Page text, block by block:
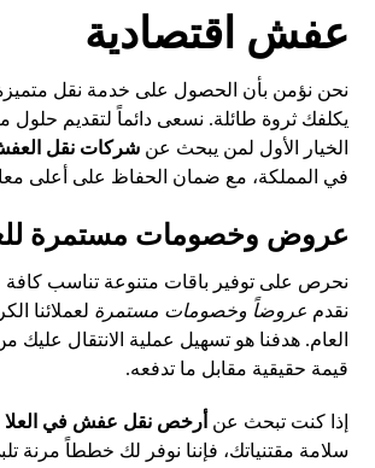
عفش اقتصادية
نحن نؤمن بأن الحصول على خدمة نقل
يكلفك ثروة طائلة. نسعى دائماً لتقديم حلول
الخيار الأول لمن يبحث عنشركات نقل
في المملكة، مع ضمان الحفاظ على أعلى
عروض وخصومات مستمرة
نحرص على توفير باقات متنوعة تناسب كافة
نقدم عروضاً وخصومات مستمرة لعملائنا
العام. هدفنا هو تسهيل عملية الانتقال عليك
قيمة حقيقية مقابل ما تدفعه.
إذا كنت تبحث عن أرخص نقل عفش في العلا
سلامة مقتنياتك، فإننا نوفر لك خططاً مرنة